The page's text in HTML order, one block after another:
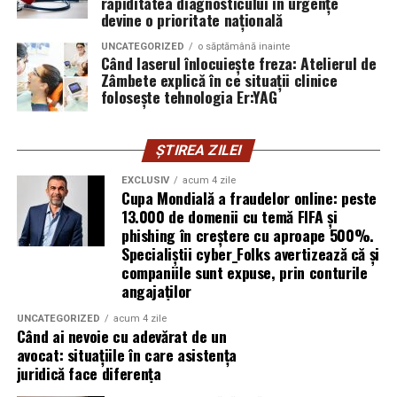
vigilența utilizatorului rămâne prima linie de apărare”,
explică Horațiu Șimon, Chief Technology Officer
cyber_Folks România.
Subiectul a fost semnalat și de FBI, care a inclus în
turneului, de la fraude online și furtul datelor până la
operațiuni de dezinformare.
Avertismentele publice s-au concentrat în principal
asupra fanilor și infrastructurii orașelor gazdă, însă
specialiștii atrag atenția că firmele pot fi afectate
inclusiv atunci când nu au nicio legătură directă cu
industria sportului, turismului sau vânzarea de bilete.
Atacurile sunt mai eficiente în contextul
evenimentelor globale
Campaniile de phishing asociate evenimentelor
devine o prioritate națională
UNCATEGORIZED o săptămână inainte
Când laserul înlocuiește freza: Atelierul de
Zâmbete explică în ce situații clinice
folosește tehnologia Er:YAG
ȘTIREA ZILEI
EXCLUSIV acum 4 zile
Cupa Mondială a fraudelor online: peste
13.000 de domenii cu temă FIFA și
phishing în creștere cu aproape 500%.
Specialiștii cyber_Folks avertizează că și
companiile sunt expuse, prin conturile
angajaților
UNCATEGORIZED acum 4 zile
Când ai nevoie cu adevărat de un
avocat: situațiile în care asistența
juridică face diferența